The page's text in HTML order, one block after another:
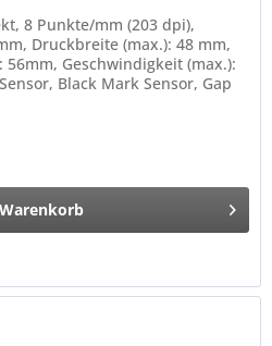
8 Punkte/mm (203 dpi),
Druckbreite (max.): 48 mm,
Geschwindigkeit (max.):
Black Mark Sensor, Gap
Warenkorb